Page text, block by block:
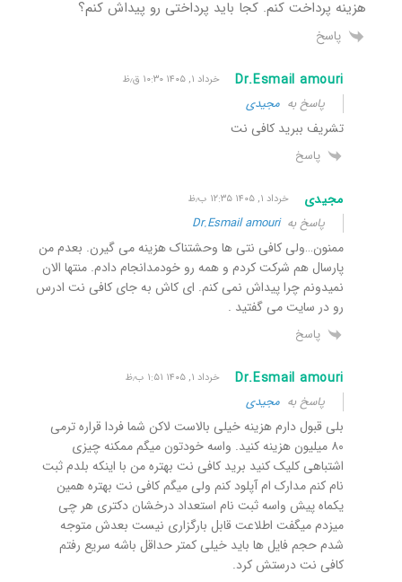
هزینه پرداخت کنم. کجا باید پرداختی رو پیداش کنم؟
پاسخ
Dr.Esmail amouri خرداد ۱, ۱۴۰۵ ۱۰:۳۰ ق٫ظ
پاسخ به مجیدی
تشریف ببرید کافی نت
پاسخ
مجیدی خرداد ۱, ۱۴۰۵ ۱۲:۳۵ ب٫ظ
پاسخ بهDr.Esmail amouri
ممنون…ولی کافی نتی ها وحشتناک هزینه می گیرن. بعدم من
پارسال هم شرکت کردم و همه رو خودمدانجام دادم. منتها الان
نمیدونم چرا پیداش نمی کنم. ای کاش به جای کافی نت ادرس
رو در سایت می گفتید .
پاسخ
Dr.Esmail amouri خرداد ۱, ۱۴۰۵ ۱:۵۱ ب٫ظ
پاسخ به مجیدی
بلی قبول دارم هزینه خیلی بالاست لاکن شما فردا قراره ترمی
۸۰ میلیون هزینه کنید. واسه خودتون میگم ممکنه چیزی
اشتباهی کلیک کنید برید کافی نت بهتره من با اینکه بلدم ثبت
نام کنم مدارک ام آپلود کنم ولی میگم کافی نت بهتره همین
یکماه پیش واسه ثبت نام استعداد درخشان دکتری هر چی
میزدم میگفت اطلاعت قابل بارگزاری نیست بعدش متوجه
شدم حجم فایل ها باید خیلی کمتر حداقل باشه سریع رفتم
کافی نت درستش کرد.